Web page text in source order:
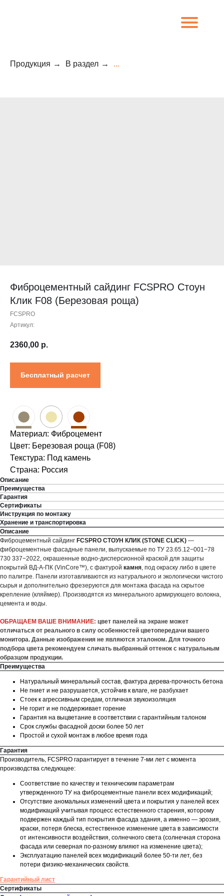
Продукция → В раздел → ...
Фиброцементный сайдинг FCSPRO Стоун
Клик F08 (Березовая роща)
FCSPRO
Артикул:
2360,00 р.
Бесплатный расчет
● ● ●
Материал: Фиброцемент
Цвет: Березовая роща (F08)
Текстура: Под камень
Страна: Россия
Описание
Преимущества
Гарантия
Сертификаты
Инструкция по монтажу
Хранение и транспортировка
Описание
Фиброцементный сайдинг FCSPRO СТОУН КЛИК (STONE CLICK) —
фиброцементные фасадные панели, выпускаемые по ТУ 23.65.12−001−78
730 337−2022, окрашенные водно-дисперсионной краской для защиты
покрытий ВД-А-ПК (VinCore™), с фактурой камня, под окраску либо в цвете
по палитре. Панели изготавливаются из натурального и экологически чистого
сырья и дополнительно фрезеруются для монтажа фасада на скрытое
крепление (кляймер). Производятся из минерального армирующего волокна,
цемента и воды.
ОБРАЩАЕМ ВАШЕ ВНИМАНИЕ: цвет панелей на экране может
отличаться от реального в силу особенностей цветопередачи вашего
монитора. Данные изображения не являются эталоном. Для точного
подбора цвета рекомендуем сличать выбранный оттенок с натуральным
образцом продукции.
Преимущества
Натуральный минеральный состав, фактура дерева-прочность бетона
Не гниет и не разрушается, устойчив к влаге, не разбухает
Стоек к агрессивным средам, отличная звукоизоляция
Не горит и не поддерживает горение
Гарантия на выцветание в соответствии с гарантийным талоном
Срок службы фасадной доски более 50 лет
Простой и сухой монтаж в любое время года
Гарантия
Производитель, FCSPRO гарантирует в течение 7-ми лет с момента
производства следующее:
Соответствие по качеству и техническим параметрам
утвержденного ТУ на фиброцементные панели всех модификаций;
Отсутствие аномальных изменений цвета и покрытия у панелей всех
модификаций учитывая процесс естественного старения, которому
подвержен каждый тип покрытия фасада здания, а именно — эрозия,
краски, потеря блеска, естественное изменение цвета в зависимости
от интенсивности воздействия, солнечного света (солнечная сторона
фасада или северная по-разному влияют на изменение цвета);
Эксплуатацию панелей всех модификаций более 50-ти лет, без
потери физико-механических свойств.
Гарантийный лист
Сертификаты